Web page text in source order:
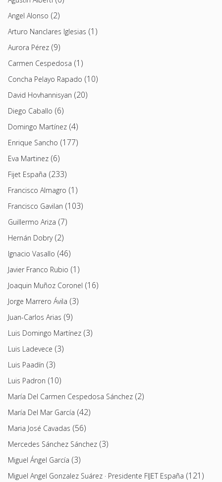
Angel Alonso (2)
Arturo Nanclares Iglesias (1)
Aurora Pérez (9)
Carmen Cespedosa (1)
Concha Pelayo Rapado (10)
David Hovhannisyan (20)
Diego Caballo (6)
Domingo Martínez (4)
Enrique Sancho (177)
Eva Martinez (6)
Fijet España (233)
Francisco Almagro (1)
Francisco Gavilan (103)
Guillermo Ariza (7)
Hernán Dobry(2)
Ignacio Vasallo (46)
Javier Franco Rubio (1)
Joaquin Muñoz Coronel (16)
Jorge Marrero Ávila (3)
Juan-Carlos Arias (9)
Luis Domingo Martínez (3)
Luis Ladevece (3)
Luis Paadín (3)
Luis Padron (10)
María Del Carmen Cespedosa Sánchez (2)
María Del Mar García (42)
Maria José Cavadas (56)
Mercedes Sánchez Sánchez (3)
Miguel Ángel García (3)
Miguel Angel Gonzalez Suárez · Presidente FIJET España (121)